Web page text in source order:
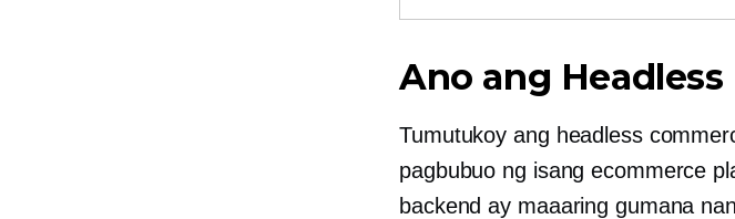
Ano ang
Tumutukoy ang headless
pagbubuo ng isang ecommerce
backend ay maaaring gumana